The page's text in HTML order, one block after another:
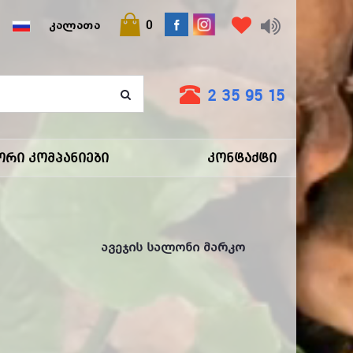
მარკოში!
ᲙᲐᲚᲐᲗᲐ 0
2 35 95 15
Კომპანიები Კონტაქტი
Ავეჯის Სალონი Მარკო